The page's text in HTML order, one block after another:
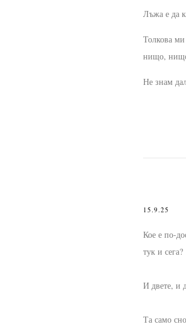
Лъжа е да
Толкова
нищо,
Не знам
15.9.25
Кое е по-
тук и сега?
И двете, и
Та само